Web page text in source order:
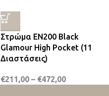
Στρώμα EN200 Black
Glamour High Pocket (11
Διαστάσεις)
€211,00 – €472,00